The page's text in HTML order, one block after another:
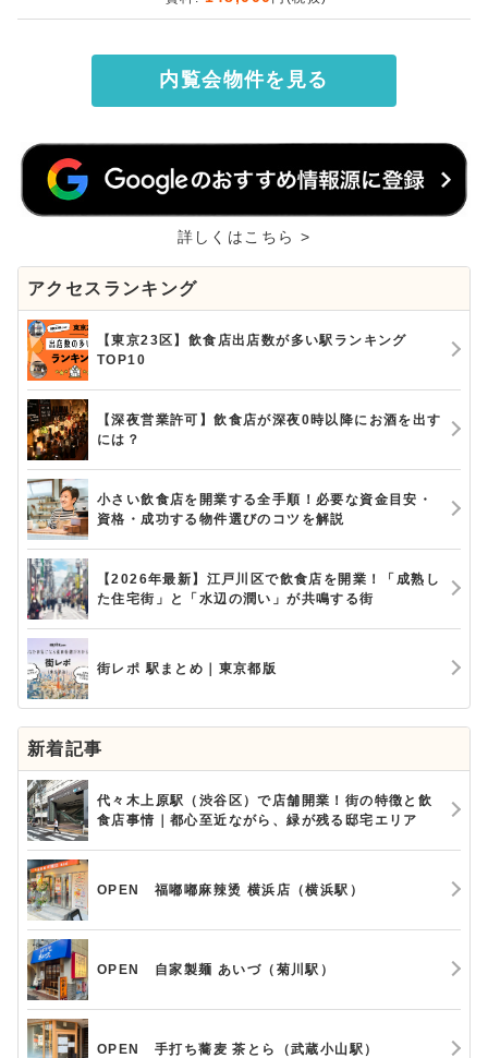
内覧会物件を見る
詳しくはこちら >
アクセスランキング
【東京23区】飲食店出店数が多い駅ランキング
TOP10
【深夜営業許可】飲食店が深夜0時以降にお酒を出す
には？
小さい飲食店を開業する全手順！必要な資金目安・
資格・成功する物件選びのコツを解説
【2026年最新】江戸川区で飲食店を開業！「成熟し
た住宅街」と「水辺の潤い」が共鳴する街
街レポ 駅まとめ｜東京都版
新着記事
代々木上原駅（渋谷区）で店舗開業！街の特徴と飲
食店事情｜都心至近ながら、緑が残る邸宅エリア
OPEN 福嘟嘟麻辣烫 横浜店（横浜駅）
OPEN 自家製麺 あいづ（菊川駅）
OPEN 手打ち蕎麦 茶とら（武蔵小山駅）